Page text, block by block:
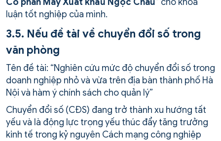
luận tốt nghiệp của mình.
3.5. Nếu đề tài về chuyển đổi số trong
văn phòng
Tên đề tài: “Nghiên cứu mức độ chuyển đổi số trong
doanh nghiệp nhỏ và vừa trên địa bàn thành phố Hà
Nội và hàm ý chính sách cho quản lý”
Chuyển đổi số (CĐS) đang trở thành xu hướng tất
yếu và là động lực trọng yếu thúc đẩy tăng trưởng
kinh tế trong kỷ nguyên Cách mạng công nghiệp